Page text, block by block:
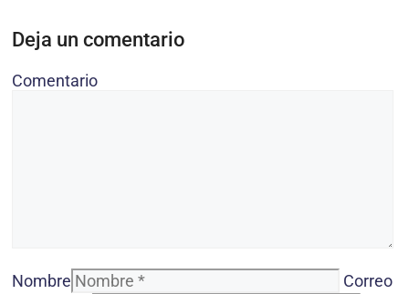
Deja un comentario
Comentario
Nombre
Correo